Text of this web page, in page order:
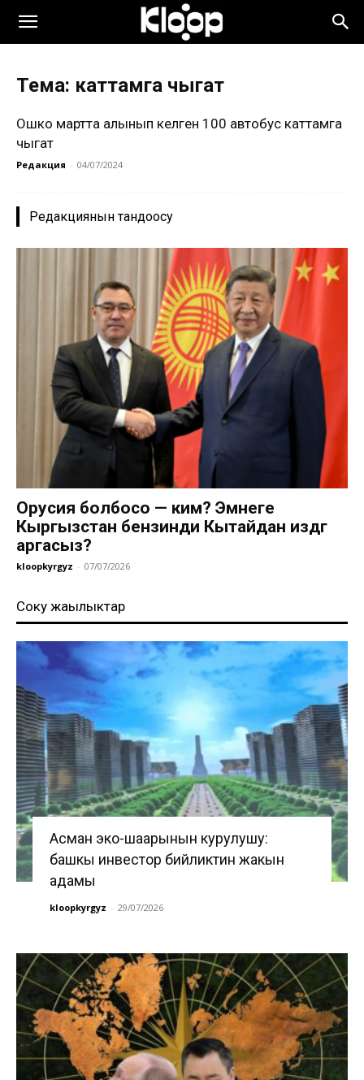
Тема: каттамга чыгат
Ошко мартта алынып келген 100 автобус каттамга
чыгат
Редакция - 04/07/2024
Редакциянын тандоосу
Орусия болбосо — ким? Эмнеге
Кыргызстан бензинди Кытайдан издөөгө
аргасыз?
kloopkyrgyz - 07/07/2026
Соңку жаңылыктар
Асман эко-шаарынын курулушу:
башкы инвестор бийликтин жакын
адамы
kloopkyrgyz - 29/07/2026